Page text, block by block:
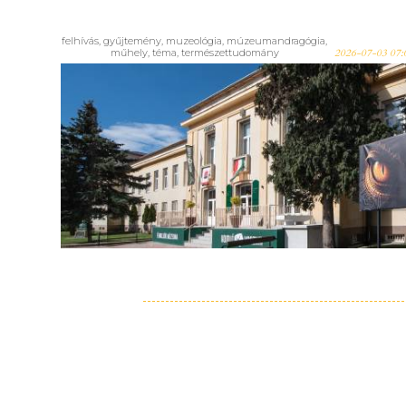
felhívás,gyűjtemény, muzeológia, múzeumandragógia,
műhely, téma, természettudomány 2026-07-03
Természettudományos
Muzeológusok 43. Országos
Találkozója – 2026. szeptember
17-19., Komló